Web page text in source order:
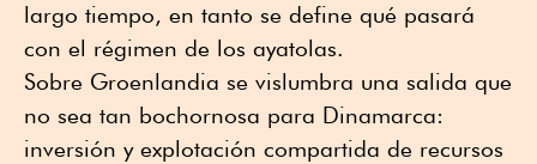
largo tiempo, en tanto se define qué pasará
con el régimen de los ayatolas.
Sobre Groenlandia se vislumbra una salida que
no sea tan bochornosa para Dinamarca:
inversión y explotación compartida de recursos